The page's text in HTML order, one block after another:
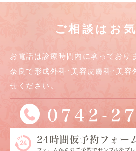
ご相談はお
お電話は診療時間内に承っており
奈良で形成外科･美容皮膚科･美容
せください。